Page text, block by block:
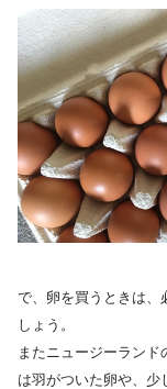
で、卵を買うときは、
しょう。
またニュージーラン
は羽がついた卵や、少